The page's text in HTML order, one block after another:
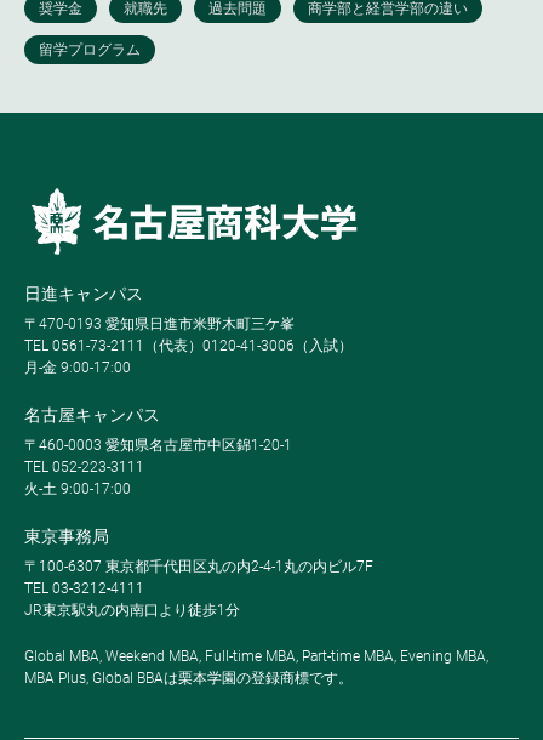
日進キャンパス
〒470-0193 愛知県日進市米野木町三ケ峯
TEL 0561-73-2111（代表）0120-41-3006（入試）
月-金 9:00-17:00
名古屋キャンパス
〒460-0003 愛知県名古屋市中区錦1-20-1
TEL 052-223-3111
火-土 9:00-17:00
東京事務局
〒100-6307 東京都千代田区丸の内2-4-1丸の内ビル7F
TEL 03-3212-4111
JR東京駅丸の内南口より徒歩1分
Global MBA, Weekend MBA, Full-time MBA, Part-time MBA, Evening MBA,
MBA Plus, Global BBAは栗本学園の登録商標です。